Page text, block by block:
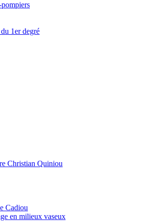
pompiers
1er degré
Christian Quiniou
Cadiou
en milieux vaseux